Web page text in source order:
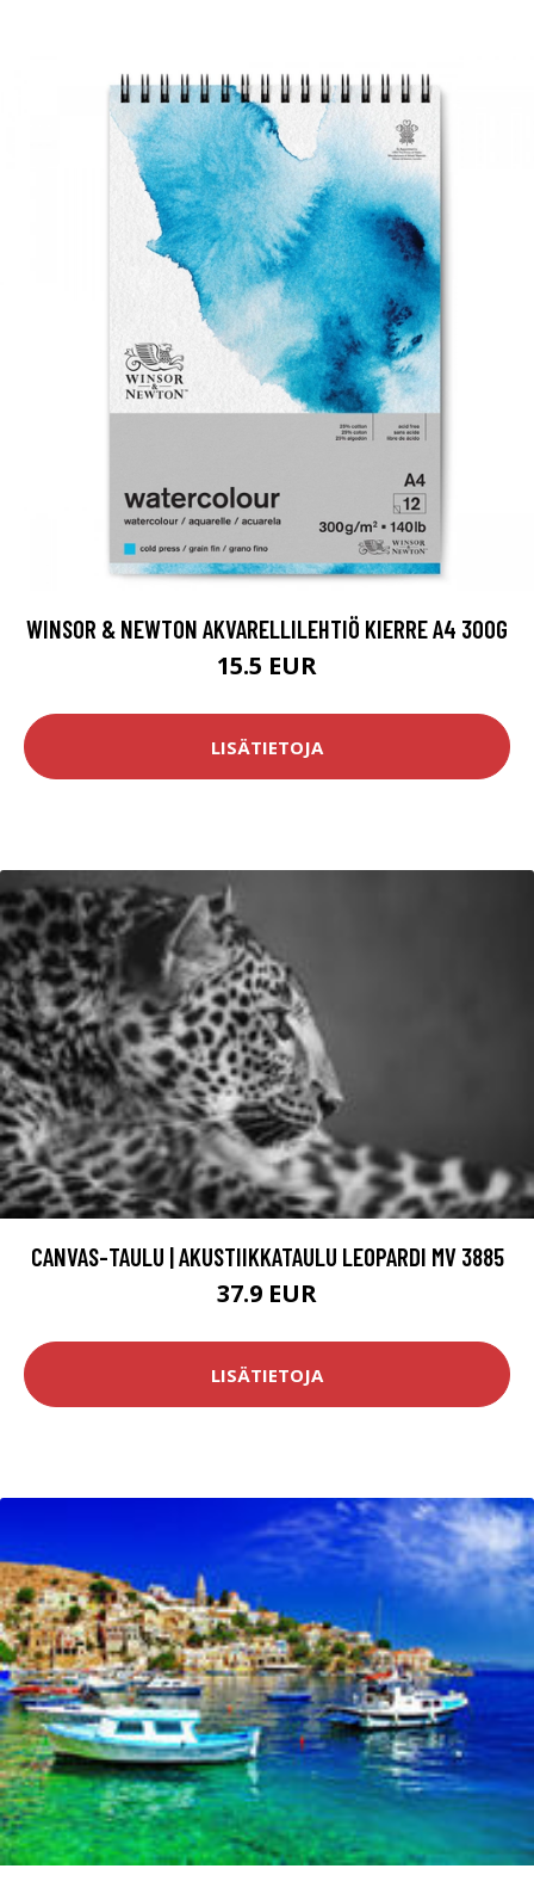
WINSOR & NEWTON AKVARELLILEHTIÖ KIERRE A4 300G
15.5 EUR
LISÄTIETOJA
CANVAS-TAULU | AKUSTIIKKATAULU LEOPARDI MV 3885
37.9 EUR
LISÄTIETOJA